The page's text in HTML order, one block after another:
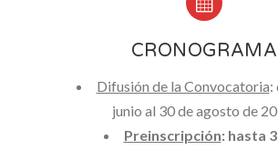
CRONOGRAMA
Difusión de la Convocatoria:
junio al 30 de agosto de
Preinscripción: hasta